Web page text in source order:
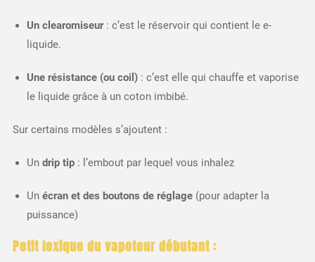
Un clearomiseur: c’est le réservoir qui contient le e-
liquide.
Une résistance (ou coil): c’est elle qui chauffe et vaporise
le liquide grâce à un coton imbibé.
Sur certains modèles s’ajoutent :
Un drip tip: l’embout par lequel vous inhalez
Un écran et des boutons de réglage(pour adapter la
puissance)
Petit lexique du vapoteur débutant :